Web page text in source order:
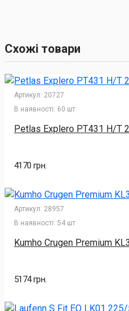
Схожі товари
Артикул: 20727
В наявності: 60 шт
Petlas Explero PT431 H/T
4170 грн.
Артикул: 28957
В наявності: 54 шт
Kumho Crugen Premium
5174 грн.